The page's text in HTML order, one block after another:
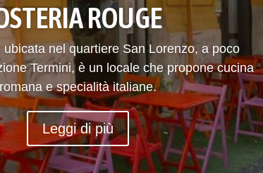
ROUGE
ubicata nel quartiere San Lorenzo, a poco
Termini, è un locale che propone cucina
romana e specialità italiane.
Leggi di più